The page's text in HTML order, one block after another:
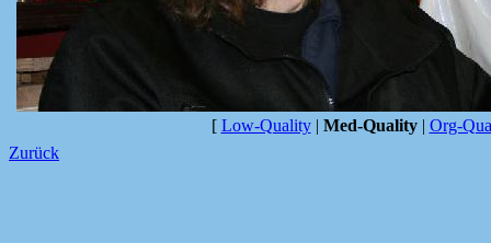
[ Low-Quality| Med-Quality| Org-
Zurück